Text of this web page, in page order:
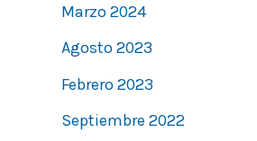
Marzo 2024
Agosto 2023
Febrero 2023
Septiembre 2022